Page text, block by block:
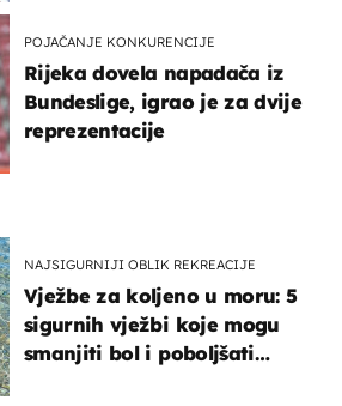
NAJSIGURNIJI OBLIK REKREACIJE
Vježbe za koljeno u moru: 5
sigurnih vježbi koje mogu
smanjiti bol i poboljšati
POJAČANJE KONKURENCIJE
Rijeka dovela napadača iz
Bundeslige, igrao je za dvije
reprezentacije